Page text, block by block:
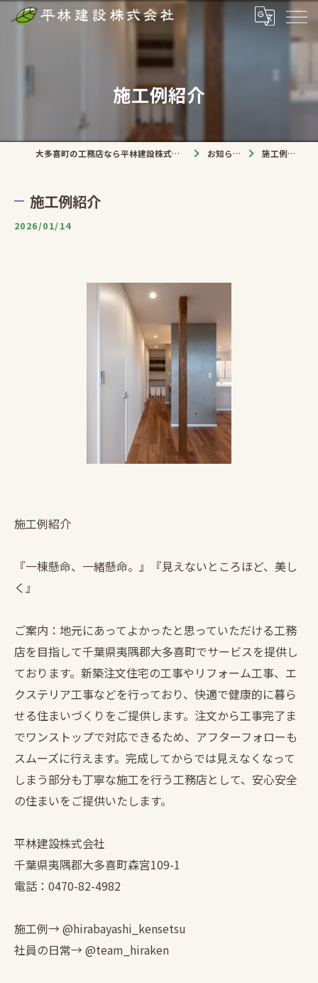
施工例紹介
大多喜町の工務店なら平林建設株式会社 お知らせ 施工例紹介
施工例紹介
2026/01/14
施工例紹介
『一棟懸命、一緒懸命。』『見えないところほど、美し
く』
ご案内：地元にあってよかったと思っていただける工務
店を目指して千葉県夷隅郡大多喜町でサービスを提供し
ております。新築注文住宅の工事やリフォーム工事、エ
クステリア工事などを行っており、快適で健康的に暮ら
せる住まいづくりをご提供します。注文から工事完了ま
でワンストップで対応できるため、アフターフォローも
スムーズに行えます。完成してからでは見えなくなって
しまう部分も丁寧な施工を行う工務店として、安心安全
の住まいをご提供いたします。
平林建設株式会社
千葉県夷隅郡大多喜町森宮109-1
電話：0470-82-4982
施工例→ @hirabayashi_kensetsu
社員の日常→ @team_hiraken